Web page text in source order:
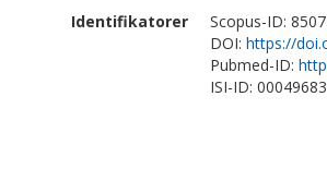
Identifikatorer
Scopus-ID:
DOI: https://
Pubmed-ID:
ISI-ID: